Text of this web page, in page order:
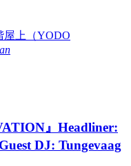
屋上（YODO
』Headliner:
DJ: Tungevaag